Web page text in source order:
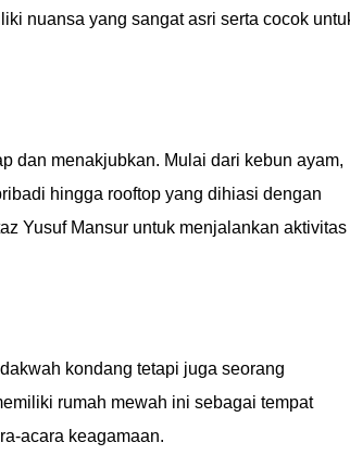
nuansa yang sangat asri serta cocok
dan menakjubkan. Mulai dari kebun ayam,
hingga rooftop yang dihiasi dengan
Yusuf Mansur untuk menjalankan aktivitas
kondang tetapi juga seorang
rumah mewah ini sebagai tempat
acara keagamaan.